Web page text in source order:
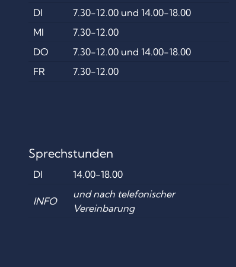
DI
7.30-12.00 und 14.00-18.00
MI
7.30-12.00
DO
7.30-12.00 und 14.00-18.00
FR
7.30-12.00
Sprechstunden
DI 14.00-18.00
INFO
und nach telefonischer
Vereinbarung